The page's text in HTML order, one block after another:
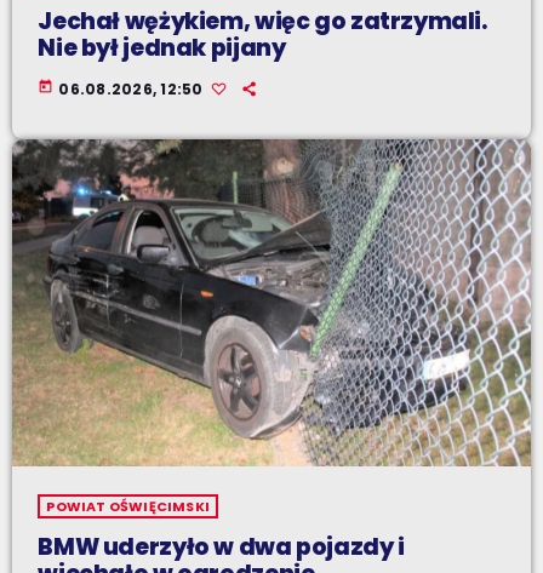
Jechał wężykiem, więc go zatrzymali.
Nie był jednak pijany
today 06.08.2026, 12:50
POWIAT OŚWIĘCIMSKI
BMW uderzyło w dwa pojazdy i